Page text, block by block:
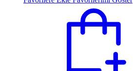
1.000,00 ₺.